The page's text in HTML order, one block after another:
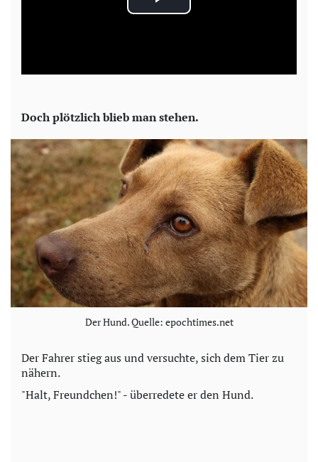
P
a
y
V
i
d
e
o
Doch plötzlich blieb man stehen.
Der Hund. Quelle: epochtimes.net
Der Fahrer stieg aus und versuchte, sich dem Tier zu
nähern.
"Halt, Freundchen!" - überredete er den Hund.